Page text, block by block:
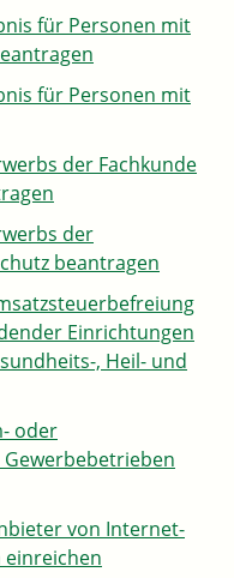
für Personen mit
für Personen mit
der Fachkunde
der
beantragen
Einrichtungen
, Heil- und
oder
von Internet-
einreichen